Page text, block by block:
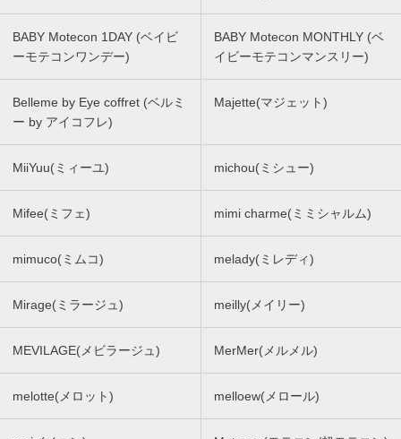
BABY Motecon 1DAY (ベイビ
ーモテコンワンデー)
BABY Motecon MONTHLY (ベ
イビーモテコンマンスリー)
Belleme by Eye coffret (ベルミ
ー by アイコフレ)
Majette(マジェット)
MiiYuu(ミィーユ) michou(ミシュー)
Mifee(ミフェ) mimi charme(ミミシャルム)
mimuco(ミムコ) melady(ミレディ)
Mirage(ミラージュ) meilly(メイリー)
MEVILAGE(メビラージュ) MerMer(メルメル)
melotte(メロット) melloew(メロール)